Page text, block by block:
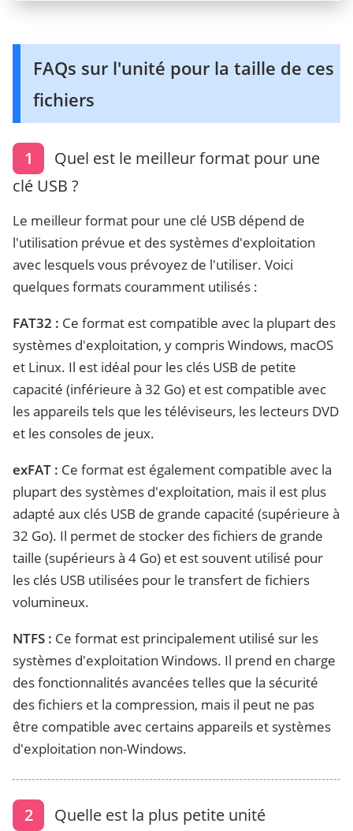
FAQs sur l'unité pour la taille de ces
fichiers
1
Quel est le meilleur format pour une
clé USB ?
Le meilleur format pour une clé USB dépend de
l'utilisation prévue et des systèmes d'exploitation
avec lesquels vous prévoyez de l'utiliser. Voici
quelques formats couramment utilisés :
FAT32 : Ce format est compatible avec la plupart des
systèmes d'exploitation, y compris Windows, macOS
et Linux. Il est idéal pour les clés USB de petite
capacité (inférieure à 32 Go) et est compatible avec
les appareils tels que les téléviseurs, les lecteurs DVD
et les consoles de jeux.
exFAT : Ce format est également compatible avec la
plupart des systèmes d'exploitation, mais il est plus
adapté aux clés USB de grande capacité (supérieure à
32 Go). Il permet de stocker des fichiers de grande
taille (supérieurs à 4 Go) et est souvent utilisé pour
les clés USB utilisées pour le transfert de fichiers
volumineux.
NTFS : Ce format est principalement utilisé sur les
systèmes d'exploitation Windows. Il prend en charge
des fonctionnalités avancées telles que la sécurité
des fichiers et la compression, mais il peut ne pas
être compatible avec certains appareils et systèmes
d'exploitation non-Windows.
2 Quelle est la plus petite unité